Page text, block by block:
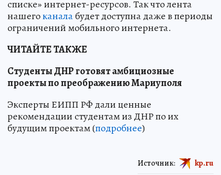
списке» интернет-ресурсов. Так что лента
нашегоканалабудет доступна даже в периоды
ограничений мобильного интернета.
ЧИТАЙТЕ ТАКЖЕ
Студенты ДНР готовят амбициозные
проекты по преображению Мариуполя
Эксперты ЕИПП РФ дали ценные
рекомендации студентам из ДНР по их
будущим проектам (подробнее)
Источник: kp.ru